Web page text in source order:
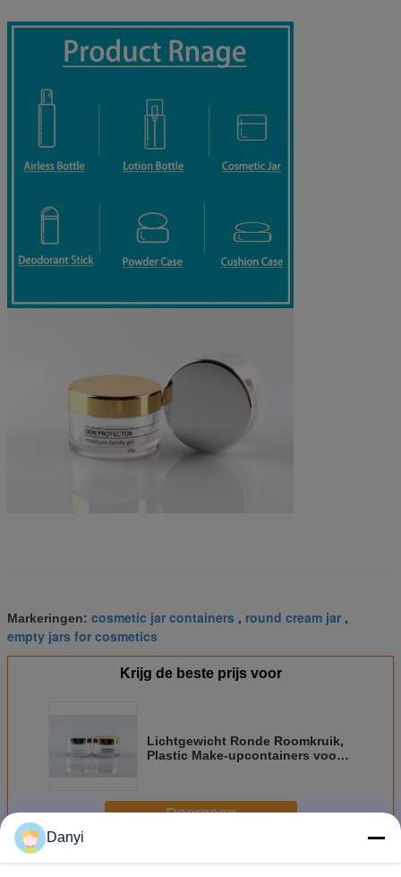
Markeringen: cosmetic jar containers , round cream jar ,
empty jars for cosmetics
Krijg de beste prijs voor
Lichtgewicht Ronde Roomkruik,
Plastic Make-upcontainers voor
Doorgaan
MeerRonde Kosmetische Kruik
Danyi